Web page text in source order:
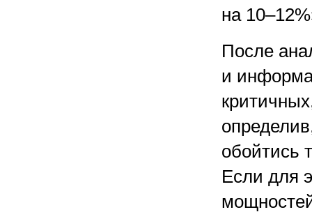
на
После
и
обойтись
Если для